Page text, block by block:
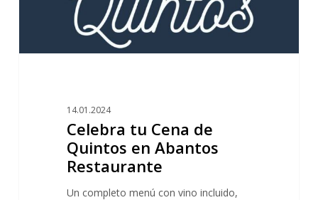
14.01.2024
Celebra tu Cena de
Quintos en Abantos
Restaurante
Un completo menú con vino incluido,